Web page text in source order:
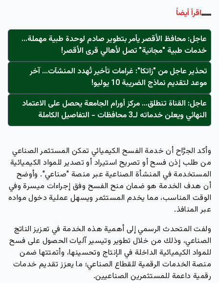
اقرأ أيضاً
عاجل: محافظ الأقصر يأمر بتطوير صادم لوحدة طبية مهملة...
خدمات طبية "مجانية" تصل لأهالي قرى الأقصر!
تحذير عاجل من "زاتكا": غرامات تأخير تُهدد المنشآت… آخر
موعد لتقديم نماذج الضريبة 10 يوليو!
عاجل: القناة تنطلق... مركز أورام الجامعة يحصل على الاعتماد
النهائي ويعلن خدماته لـ3 محافظات - التفاصيل الكاملة
وأكد الجرَّاح أن خدمة الفسح الكيميائي تمكن المستثمر الصناعي
من طلب إذن فسح أو تصريح استيراد أو تصدير للمواد الكيميائية
المستخدمة في المنشأة الصناعية عبر منصة "صناعي". وأوضح
أن هدف الخدمة هو ضمان منح الفسح وفق إجراءات ميسرة وفي
الوقت المناسب، مما يخدم المستثمر ويسهل عملية دخول مواده
عبر المنافذ.
ولفت المتحدث الرسمي إلى أهمية هذه الخدمة في تعزيز الناتج
الصناعي، وذلك من خلال تطوير وتيسير آليات الحصول على فسح
للمواد الكيميائية الداخلة في الإنتاج وتحسينها، وأتمتتها ضمن
منصة الخدمات الرقمية للقطاع الصناعي؛ ما يعزز تقديم خدمات
رقمية داعمة للمستثمرين الصناعيين.